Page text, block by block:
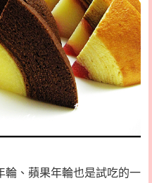
輪、蘋果年輪也是試吃的一